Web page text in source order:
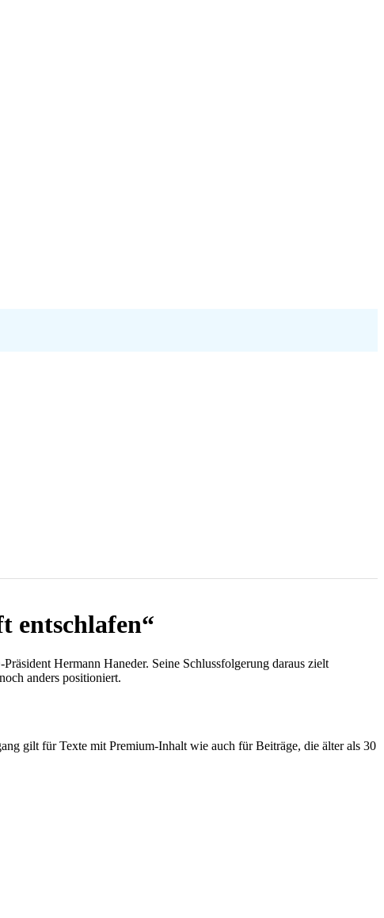
entschlafen“
Hermann Haneder. Seine Schlussfolgerung daraus zielt
anders positioniert.
gilt für Texte mit Premium-Inhalt wie auch für Beiträge, die älter als 30